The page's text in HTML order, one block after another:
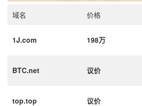
域名 价格
1J.com 198万
BTC.net 议价
top.top 议价